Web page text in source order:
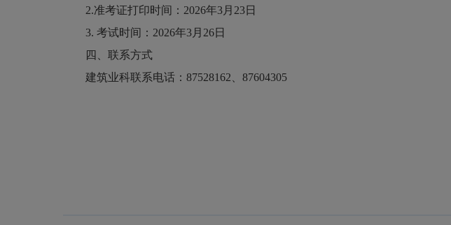
2.准考证打印时间：2026年3月23日
3. 考试时间：2026年3月26日
四、联系方式
建筑业科联系电话：87528162、87604305